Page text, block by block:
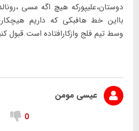
دوستان،علیپورکه هیچ اگه مسی
بااین خط هافبکی که داریم
وسط تیم فلج وازکارافتاده است.قبول
عیسی مومن
0